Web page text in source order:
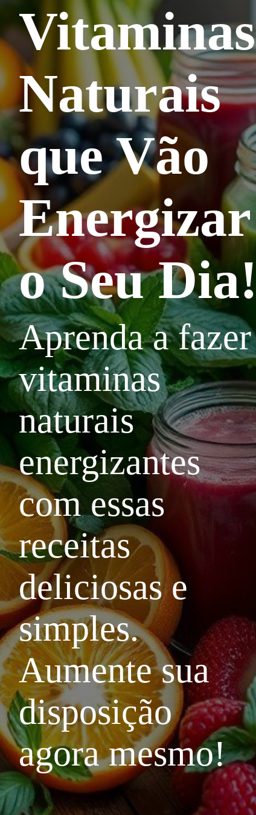
Vitaminas
Naturais
que Vão
Energizar
o Seu Dia!
Aprenda a fazer
vitaminas
naturais
energizantes
com essas
receitas
deliciosas e
simples.
Aumente sua
disposição
agora mesmo!